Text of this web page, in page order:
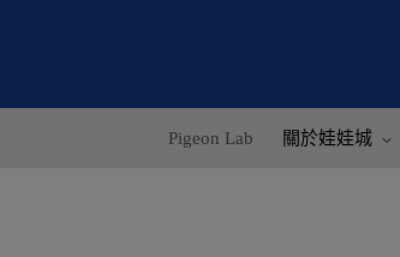
Pigeon Lab 關於娃娃城